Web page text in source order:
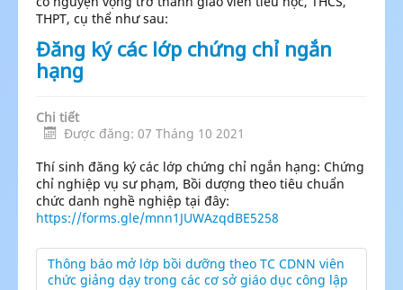
THPT, cụ thể như sau:
Đăng ký các lớp chứng chỉ ngắn
hạng
Chi tiết
Được đăng: 07 Tháng 10 2021
Thí sinh đăng ký các lớp chứng chỉ ngắn hạng: Chứng
chỉ nghiệp vụ sư phạm, Bồi dượng theo tiêu chuẩn
chức danh nghề nghiệp tại đây:
https://forms.gle/mnn1JUWAzqdBE5258
Thông báo mở lớp bồi dưỡng theo TC CDNN viên
chức giảng dạy trong các cơ sở giáo dục công lập